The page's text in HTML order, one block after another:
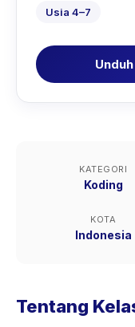
Usia 4–7
KATEGORI
Koding
KOTA
Indonesia
Tentang